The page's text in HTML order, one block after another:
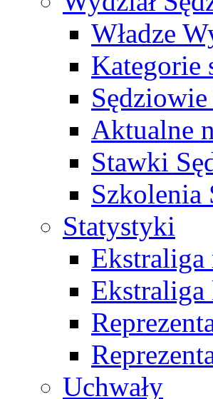
Władze
Kategorie
Aktualne
Stawki
Szkolenia
Statystyki
Ekstraliga
Uchwały